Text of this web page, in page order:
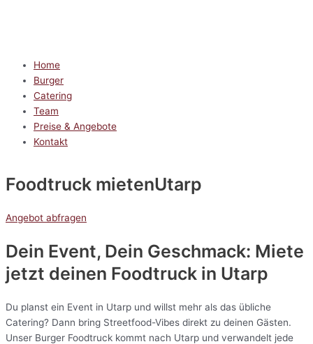
Home
Burger
Catering
Team
Preise & Angebote
Kontakt
Foodtruck mietenUtarp
Angebot abfragen
Dein Event, Dein Geschmack: Miete
jetzt deinen Foodtruck in Utarp
Du planst ein Event in Utarp und willst mehr als das übliche
Catering? Dann bring Streetfood-Vibes direkt zu deinen Gästen.
Unser Burger Foodtruck kommt nach Utarp und verwandelt jede